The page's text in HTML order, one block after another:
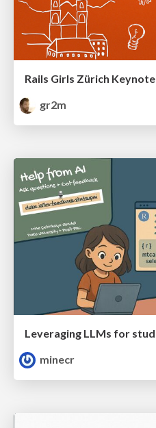
Rails Girls Zürich Keynote
gr2m
minecr